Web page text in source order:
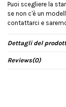
Puoi scegliere la
se non c'è un
contattarci e
Dettagli del
Reviews(0)